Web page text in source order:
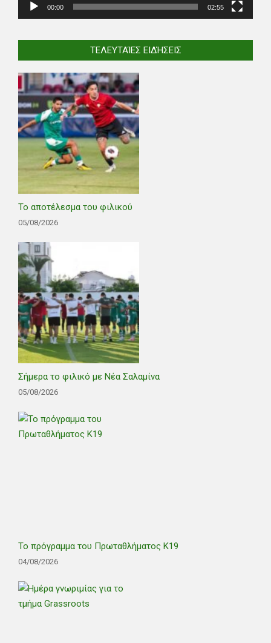
00:00 02:55
ΤΕΛΕΥΤΑΊΕΣ ΕΙΔΉΣΕΙΣ
Το αποτέλεσμα του φιλικού
05/08/2026
Σήμερα το φιλικό με Νέα Σαλαμίνα
05/08/2026
Το πρόγραμμα του Πρωταθλήματος Κ19
04/08/2026